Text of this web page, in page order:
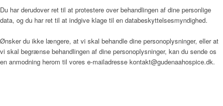
Bliv frivillig
Du har derudover ret til at protestere over behandlingen af dine personlige
data, og du har ret til at indgive klage til en databeskyttelsesmyndighed.
Ønsker du ikke længere, at vi skal behandle dine personoplysninger, eller at
vi skal begrænse behandlingen af dine personoplysninger, kan du sende os
en anmodning herom til vores e-mailadresse kontakt@gudenaahospice.dk.